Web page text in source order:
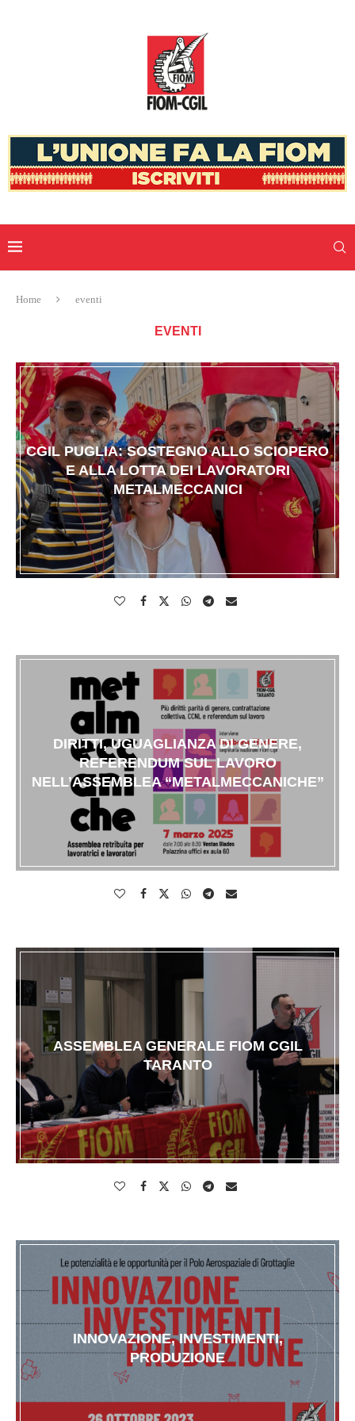
Home eventi
EVENTI
CGIL PUGLIA: SOSTEGNO ALLO SCIOPERO
E ALLA LOTTA DEI LAVORATORI
METALMECCANICI
DIRITTI, UGUAGLIANZA DI GENERE,
REFERENDUM SUL LAVORO
NELL’ASSEMBLEA “METALMECCANICHE”
ASSEMBLEA GENERALE FIOM CGIL
TARANTO
INNOVAZIONE, INVESTIMENTI,
PRODUZIONE